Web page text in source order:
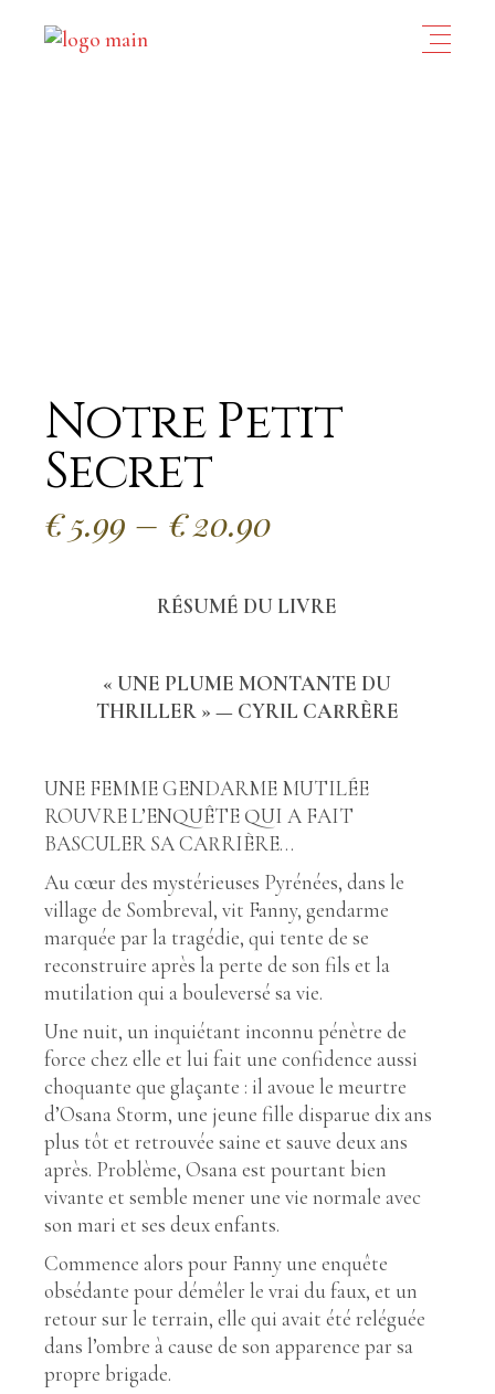
Notre Petit
Secret
€5.99 – €20.90
Plage
de
€20.90
RÉSUMÉ DU LIVRE
« UNE PLUME MONTANTE DU
THRILLER » — CYRIL CARRÈRE
UNE FEMME GENDARME MUTILÉE
ROUVRE L’ENQUÊTE QUI A FAIT
BASCULER SA CARRIÈRE…
Au cœur des mystérieuses Pyrénées, dans le
village de Sombreval, vit Fanny, gendarme
marquée par la tragédie, qui tente de se
reconstruire après la perte de son fils et la
mutilation qui a bouleversé sa vie.
Une nuit, un inquiétant inconnu pénètre de
force chez elle et lui fait une confidence aussi
choquante que glaçante : il avoue le meurtre
d’Osana Storm, une jeune fille disparue dix ans
plus tôt et retrouvée saine et sauve deux ans
après. Problème, Osana est pourtant bien
vivante et semble mener une vie normale avec
son mari et ses deux enfants.
Commence alors pour Fanny une enquête
obsédante pour démêler le vrai du faux, et un
retour sur le terrain, elle qui avait été reléguée
dans l’ombre à cause de son apparence par sa
propre brigade.